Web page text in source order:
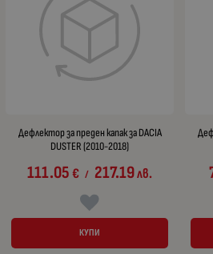
Дефлектор за преден капак за DACIA
DUSTER (2010-2018)
111.05€ / 217.19лв.
КУПИ